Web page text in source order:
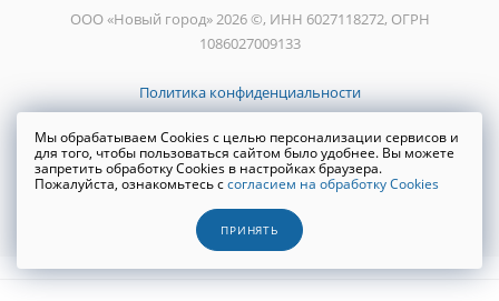
ООО «Новый город» 2026 ©, ИНН 6027118272, ОГРН
1086027009133
Политика конфиденциальности
Создание сайта WRP
Мы обрабатываем Cookies с целью персонализации сервисов и
для того, чтобы пользоваться сайтом было удобнее. Вы можете
запретить обработку Cookies в настройках браузера.
Пожалуйста, ознакомьтесь ссогласием на обработку Cookies
ПРИНЯТЬ